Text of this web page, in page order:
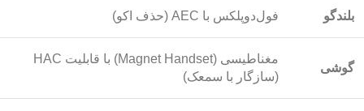
بلندگو فول‌دوپلکس با AEC (حذف اکو)
گوشی
مغناطیسی (Magnet Handset) با قابلیت HAC
(سازگار با سمعک)